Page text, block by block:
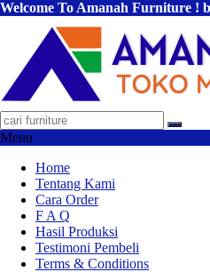
Welcome To Amanah Furniture !
Menu
Home
Tentang Kami
Cara Order
F A Q
Hasil Produksi
Testimoni Pembeli
Terms & Conditions